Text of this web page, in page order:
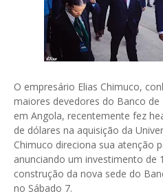
O empresário Elias Chimuco,
maiores devedores do Banco de
em Angola, recentemente fez
de dólares na aquisição da
Chimuco direciona sua atenção
anunciando um investimento de
construção da nova sede do
no Sábado 7.